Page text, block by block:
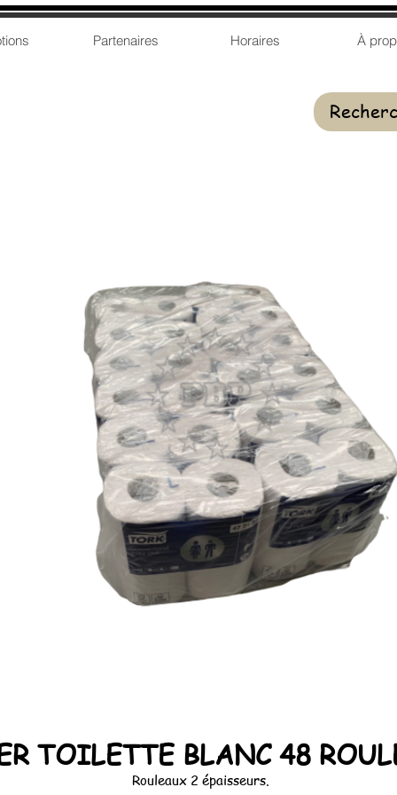
Partenaires Horaires À
TOILETTE BLANC 48
Rouleaux 2 épaisseurs.